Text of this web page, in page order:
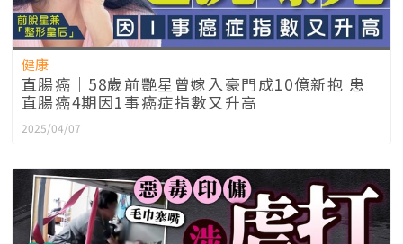
健康
直腸癌｜58歲前艷星曾嫁入豪門成10億新抱 患
直腸癌4期因1事癌症指數又升高
2025/04/07